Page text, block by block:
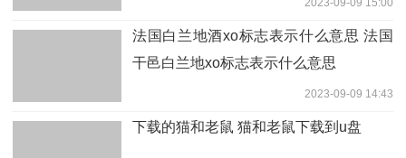
2023-09-09 15:00
法国白兰地酒xo标志表示什么意思 法国
干邑白兰地xo标志表示什么意思
2023-09-09 14:43
下载的猫和老鼠 猫和老鼠下载到u盘